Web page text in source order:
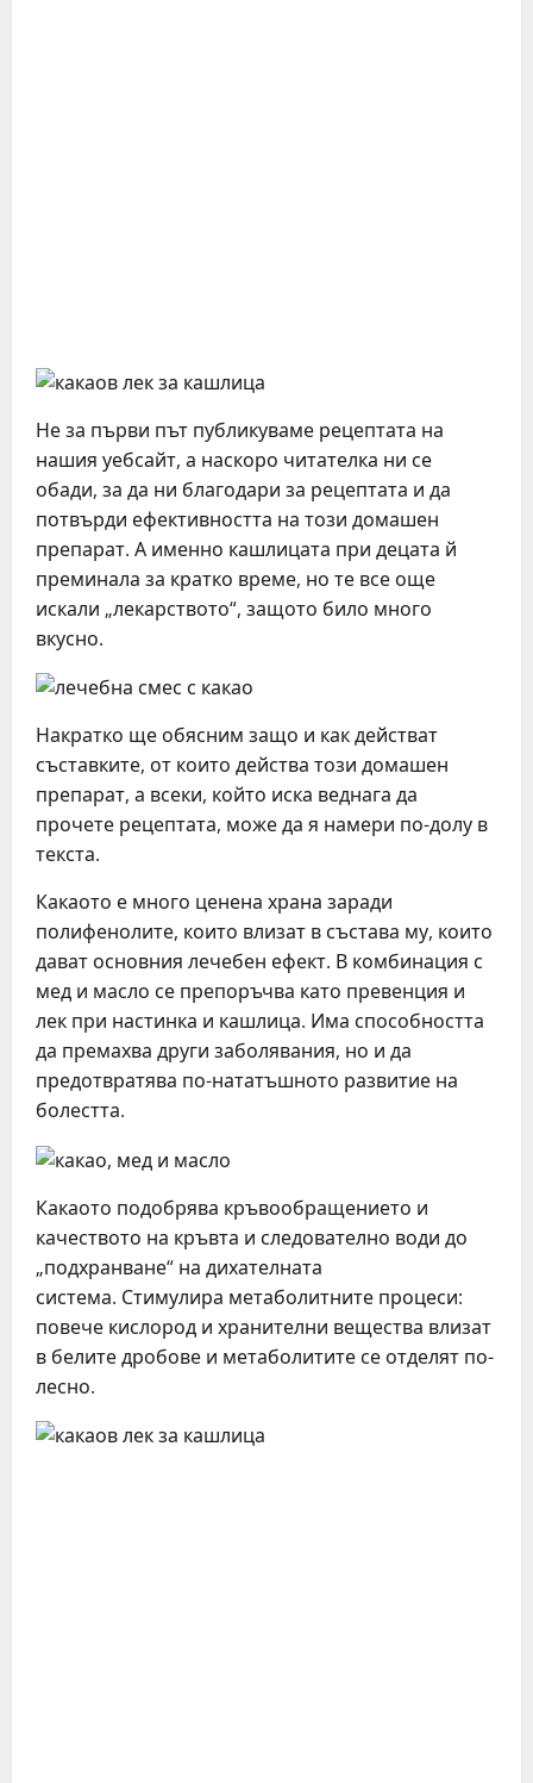
Не за първи път публикуваме рецептата на
нашия уебсайт, а наскоро читателка ни се
обади, за да ни благодари за рецептата и да
потвърди ефективността на този домашен
препарат. А именно кашлицата при децата й
преминала за кратко време, но те все още
искали „лекарството“, защото било много
вкусно.
Накратко ще обясним защо и как действат
съставките, от които действа този домашен
препарат, а всеки, който иска веднага да
прочете рецептата, може да я намери по-долу в
текста.
Какаото е много ценена храна заради
полифенолите, които влизат в състава му, които
дават основния лечебен ефект. В комбинация с
мед и масло се препоръчва като превенция и
лек при настинка и кашлица. Има способността
да премахва други заболявания, но и да
предотвратява по-нататъшното развитие на
болестта.
Какаото подобрява кръвообращението и
качеството на кръвта и следователно води до
„подхранване“ на дихателната
система. Стимулира метаболитните процеси:
повече кислород и хранителни вещества влизат
в белите дробове и метаболитите се отделят по-
лесно.